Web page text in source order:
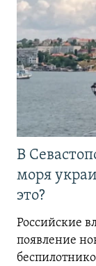
В
моря
это?
Российские
появление